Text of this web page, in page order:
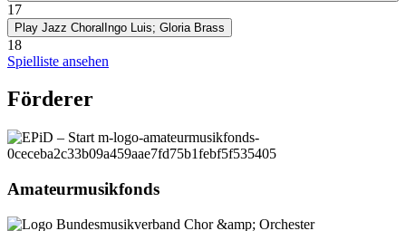
17
Play Jazz ChoralIngo Luis; Gloria Brass
18
Spielliste ansehen
Förderer
Amateurmusikfonds